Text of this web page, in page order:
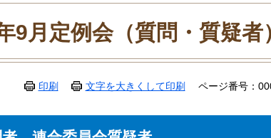
9月定例会（質問・質疑者
印刷 文字を大きくして印刷 ページ番号：